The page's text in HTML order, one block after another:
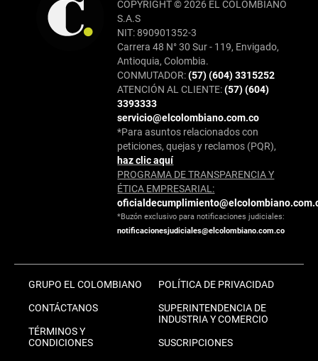
COPYRIGHT © 2026 EL COLOMBIANO
S.A.S
NIT: 890901352-3
Carrera 48 N° 30 Sur - 119, Envigado,
Antioquia, Colombia.
CONMUTADOR:(57) (604) 3315252
ATENCIÓN AL CLIENTE:(57) (604)
3393333
servicio@elcolombiano.com.co
*Para asuntos relacionados con
peticiones, quejas y reclamos (PQR),
haz clic aquí
PROGRAMA DE TRANSPARENCIA Y
ÉTICA EMPRESARIAL:
*Buzón exclusivo para notificaciones judiciales:
notificacionesjudiciales@elcolombiano.com.co
GRUPO EL COLOMBIANO
CONTÁCTANOS
TÉRMINOS Y
CONDICIONES
POLÍTICA DE PRIVACIDAD
SUPERINTENDENCIA DE
INDUSTRIA Y COMERCIO
SUSCRIPCIONES